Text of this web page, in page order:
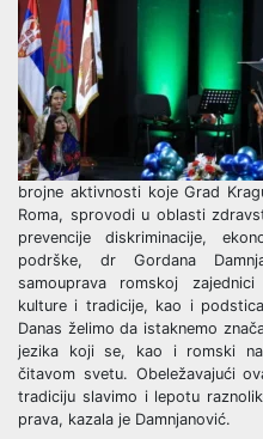
brojne aktivnosti koje Grad
Roma, sprovodi u oblasti
prevencije diskriminacije,
podrške, dr Gordana
samouprava romskoj
kulture i tradicije, kao i
Danas želimo da istaknemo
jezika koji se, kao i romski
čitavom svetu. Obeležavajući
tradiciju slavimo i lepotu
prava, kazala je Damnjanović.